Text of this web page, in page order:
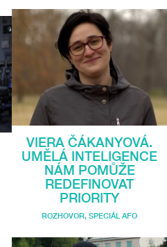
VIERA ČÁKANYOVÁ.
UMĚLÁ INTELIGENCE
NÁM POMŮŽE
REDEFINOVAT
PRIORITY
ROZHOVOR, SPECIÁL AFO